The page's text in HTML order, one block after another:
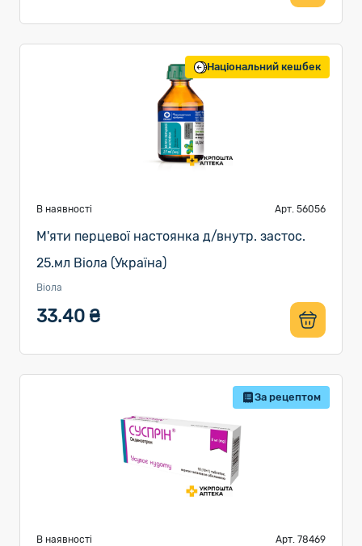
Національний кешбек
В наявності Арт. 56056
М'яти перцевої настоянка д/внутр. застос.
25.мл Віола (Україна)
Віола
33.40 ₴
За рецептом
В наявності Арт. 78469